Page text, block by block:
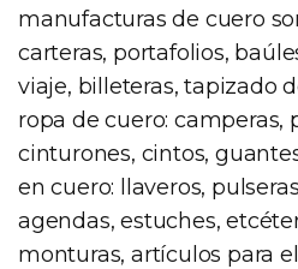
manufacturas de cuero
carteras, portafolios,
viaje, billeteras, tapizado
ropa de cuero: camperas,
cinturones, cintos,
en cuero: llaveros,
agendas, estuches,
monturas, artículos para